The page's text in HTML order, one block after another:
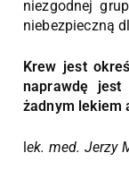
niezgodnej
niebezpieczną
Krew jest
naprawdę
żadnym lekiem
lek. med. Jerzy